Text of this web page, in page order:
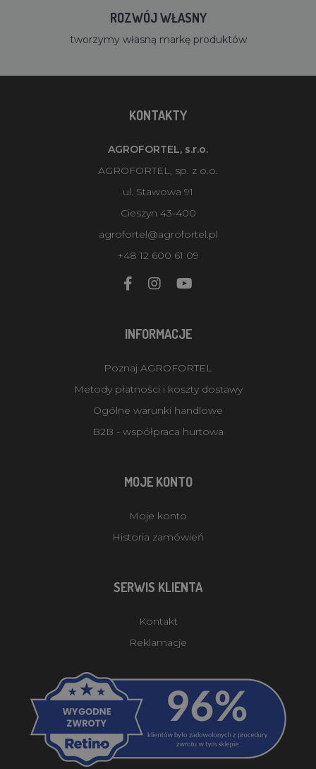
ROZWÓJ WŁASNY
tworzymy własną markę produktów
KONTAKTY
AGROFORTEL, s.r.o.
AGROFORTEL, sp. z o.o.
ul. Stawowa 91
Cieszyn 43-400
agrofortel@agrofortel.pl
+48 12 600 61 09
INFORMACJE
Poznaj AGROFORTEL
Metody płatności i koszty dostawy
Ogólne warunki handlowe
B2B - współpraca hurtowa
MOJE KONTO
Moje konto
Historia zamówień
SERWIS KLIENTA
Kontakt
Reklamacje